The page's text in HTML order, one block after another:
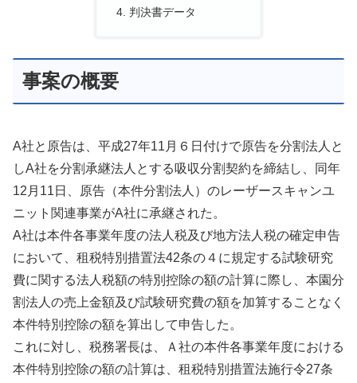
判決書データ
事案の概要
A社と原告は、平成27年11月６日付けで原告を分割法人と
しA社を分割承継法人とする吸収分割契約を締結し、同年
12月11日、原告（本件分割法人）のレーザースキャンユ
ニット関連事業がA社に承継された。
A社は本件各事業年度の法人税及び地方法人税の確定申告
において、租税特別措置法42条の４に規定する試験研究
費に関する法人税額の特別控除の額の計算に際し、本園分
割法人の売上金額及び試験研究費の額を加算することなく
本件特別控除の額を算出して申告した。
これに対し、税務署長は、Ａ社の本件各事業年度における
本件特別控除の額の計算は、租税特別措置法施行令27条